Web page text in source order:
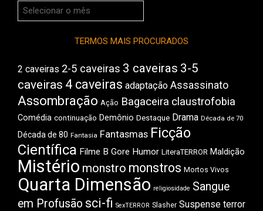
Arquivos
do
TERMOS MAIS PROCURADOS
2 caveiras 2-5 caveiras 3 caveiras 3-5
caveiras 4 caveiras adaptação Assassinato
Assombração Ação Bagaceira claustrofobia
Comédia continuação Demônio Destaque Drama Década de 70
Década de 80 Fantasia Fantasmas Ficção
Científica Filme B Gore Humor LiteraTERROR Maldição
Mistério monstro monstros Mortos Vivos
Quarta Dimensão religiosidade Sangue
em Profusão sci-fi SexTERROR Slasher Suspense terror